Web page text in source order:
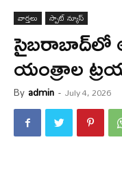
వార్త‌లు స్పాట్ న్యూస్
సైబరాబాద్‌లో
యంత్రాల
By admin - July 4, 2026